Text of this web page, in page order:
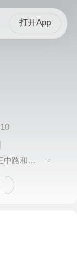
打开App
10
苏豪isalon资深发型师，地址：康王中路和业广场101铺，美丽热线13580461662--81737339微信号Tommy0903